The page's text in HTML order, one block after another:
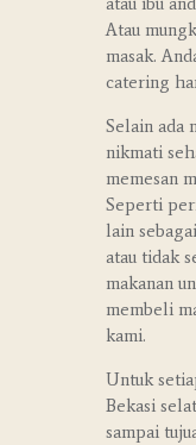
Atau
masak.
catering
Selain ada
nikmati
memesan
Seperti
lain
atau tidak
makanan
membeli
kami.
Untuk
Bekasi
sampai